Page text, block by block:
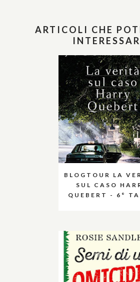
ARTICOLI CHE
BLOGTOUR LA
SUL CASO
QUEBERT - 6°